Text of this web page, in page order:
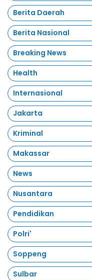
Berita Daerah
Berita Nasional
Breaking News
Health
Internasional
Jakarta
Kriminal
Makassar
News
Nusantara
Pendidikan
Polri'
Soppeng
Sulbar